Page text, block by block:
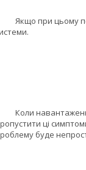
Якщо при цьому
Коли навантаження
ці
буде